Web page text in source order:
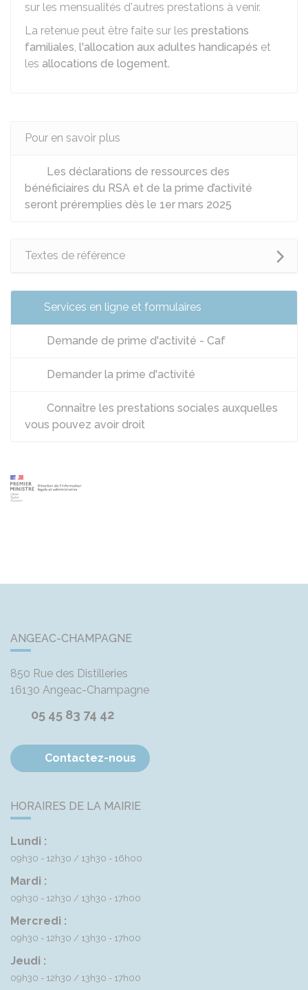
sur les mensualités d'autres prestations à venir.
La retenue peut être faite sur les prestations
familiales, l'allocation aux adultes handicapés et
les allocations de logement.
Pour en savoir plus
Les déclarations de ressources des
bénéficiaires du RSA et de la prime d’activité
seront préremplies dès le 1er mars 2025
Textes de référence
Services en ligne et formulaires
Demande de prime d'activité - Caf
Demander la prime d'activité
Connaître les prestations sociales auxquelles
vous pouvez avoir droit
ANGEAC-CHAMPAGNE
850 Rue des Distilleries
16130 Angeac-Champagne
05 45 83 74 42
Contactez-nous
HORAIRES DE LA MAIRIE
Lundi :
09h30 - 12h30 13h30 - 16h00
Mardi :
09h30 - 12h30 13h30 - 17h00
Mercredi :
09h30 - 12h30 13h30 - 17h00
Jeudi :
09h30 - 12h30 13h30 - 17h00